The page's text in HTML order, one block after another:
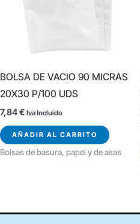
BOLSA DE VACIO 90 MICRAS
20X30 P/100 UDS
7,84€ Iva Incluido
AÑADIR AL CARRITO
Bolsas de basura, papel y de asas